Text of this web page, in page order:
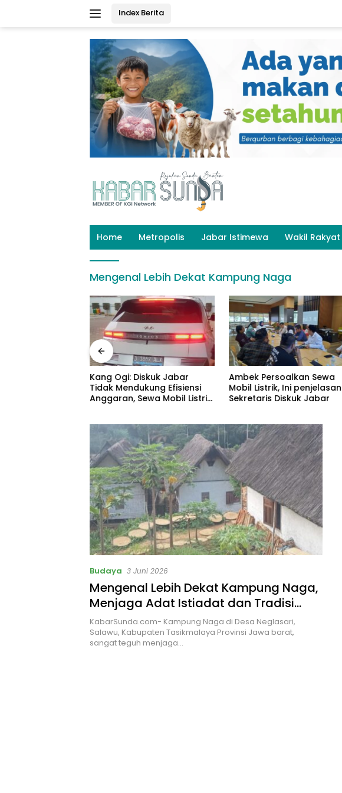
Index Berita
Home Metropolis Jabar Istimewa Wakil Rakyat
Mengenal Lebih Dekat Kampung Naga
Kang Ogi: Diskuk Jabar
Tidak Mendukung Efisiensi
Anggaran, Sewa Mobil Listrik
Ambek Persoalkan Sewa
Mobil Listrik, Ini penjelasan
Sekretaris Diskuk Jabar
Budaya 3 Juni 2026
Mengenal Lebih Dekat Kampung Naga,
Menjaga Adat Istiadat dan Tradisi
Leluhur Sunda
KabarSunda.com- Kampung Naga di Desa Neglasari,
Salawu, Kabupaten Tasikmalaya Provinsi Jawa barat,
sangat teguh menjaga…